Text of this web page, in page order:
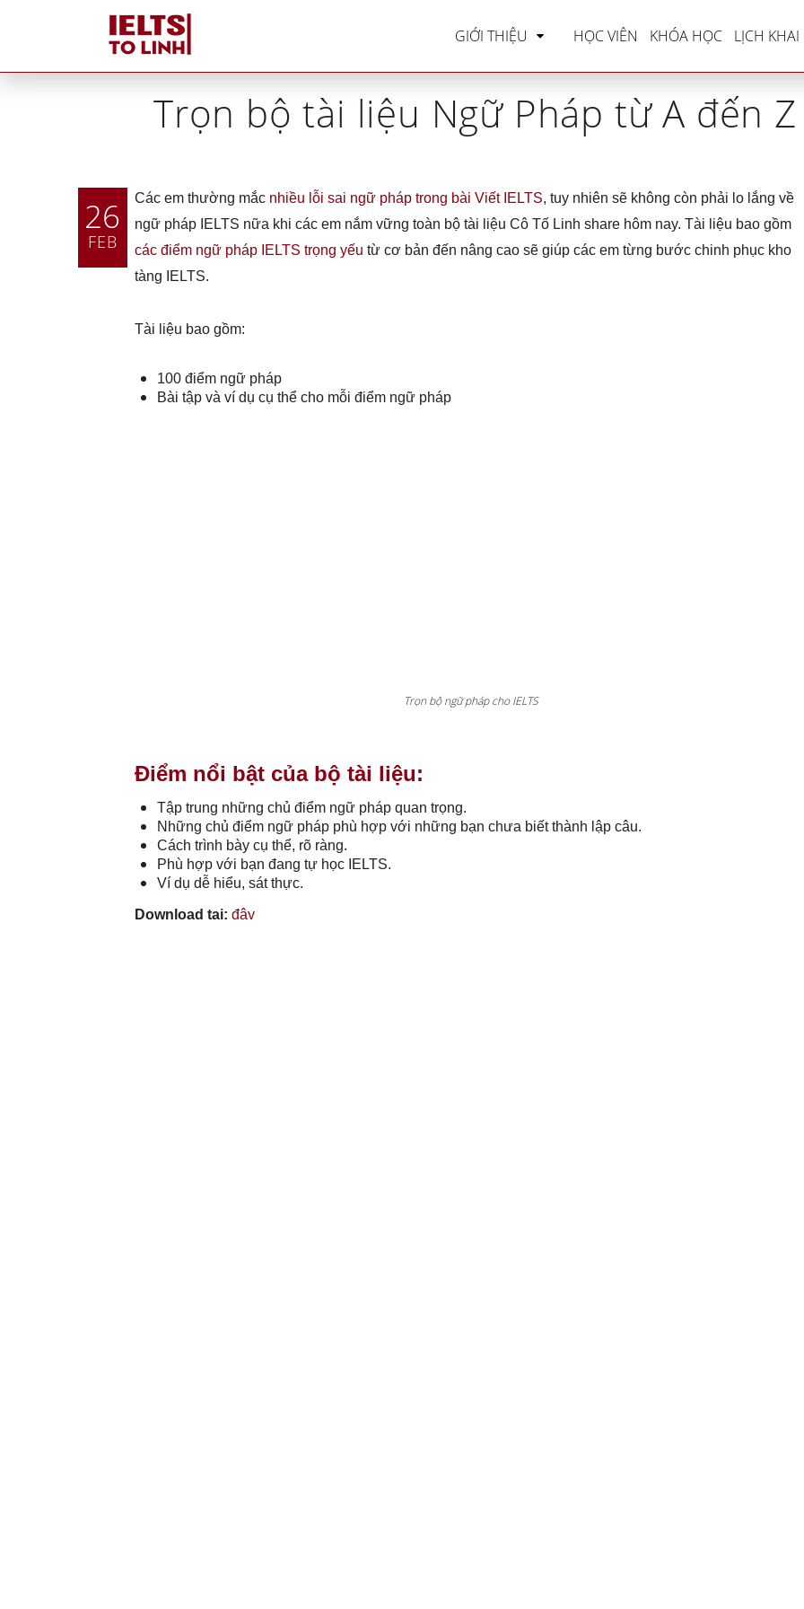
GIỚI THIỆU HỌC VIÊN KHÓA HỌC LỊCH
khác biệt
Tài liệu IELTS Trọn bộ tài liệu Ngữ Pháp từ A
Trọn bộ tài liệu Ngữ Pháp từ A đến Z
26
FEB
Các em thường mắc nhiều lỗi sai ngữ pháp trong bài Viết IELTS, tuy nhiên sẽ không còn phải lo lắng về
ngữ pháp IELTS nữa khi các em nắm vững toàn bộ tài liệu Cô Tố Linh share hôm nay. Tài liệu bao gồm
các điểm ngữ pháp IELTS trọng yếu từ cơ bản đến nâng cao sẽ giúp các em từng bước chinh phục kho
tàng IELTS.
Tài liệu bao gồm:
100 điểm ngữ pháp
Bài tập và ví dụ cụ thể cho mỗi điểm ngữ pháp
Trọn bộ ngữ pháp cho IELTS
Điểm nổi bật của bộ tài liệu:
Tập trung những chủ điểm ngữ pháp quan trọng.
Những chủ điểm ngữ pháp phù hợp với những bạn chưa biết thành lập câu.
Cách trình bày cụ thể, rõ ràng.
Phù hợp với bạn đang tự học IELTS.
Ví dụ dễ hiểu, sát thực.
Download tại: đây